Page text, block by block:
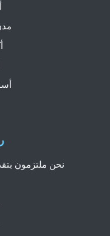
نحن ملتزمون